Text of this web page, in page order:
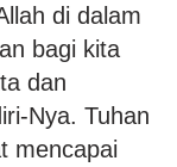
di dalam
bagi kita
dan
Nya. Tuhan
mencapai